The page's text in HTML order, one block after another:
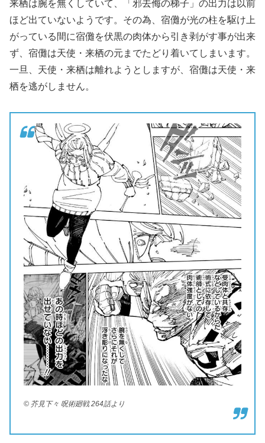
来栖は腕を無くしていて、「邪去侮の梯子」の出力は以前
ほど出ていないようです。その為、宿儺が光の柱を駆け上
がっている間に宿儺を伏黒の肉体から引き剥がす事が出来
ず、宿儺は天使・来栖の元までたどり着いてしまいます。
一旦、天使・来栖は離れようとしますが、宿儺は天使・来
栖を逃がしません。
© 芥見下々 呪術廻戦 264話より